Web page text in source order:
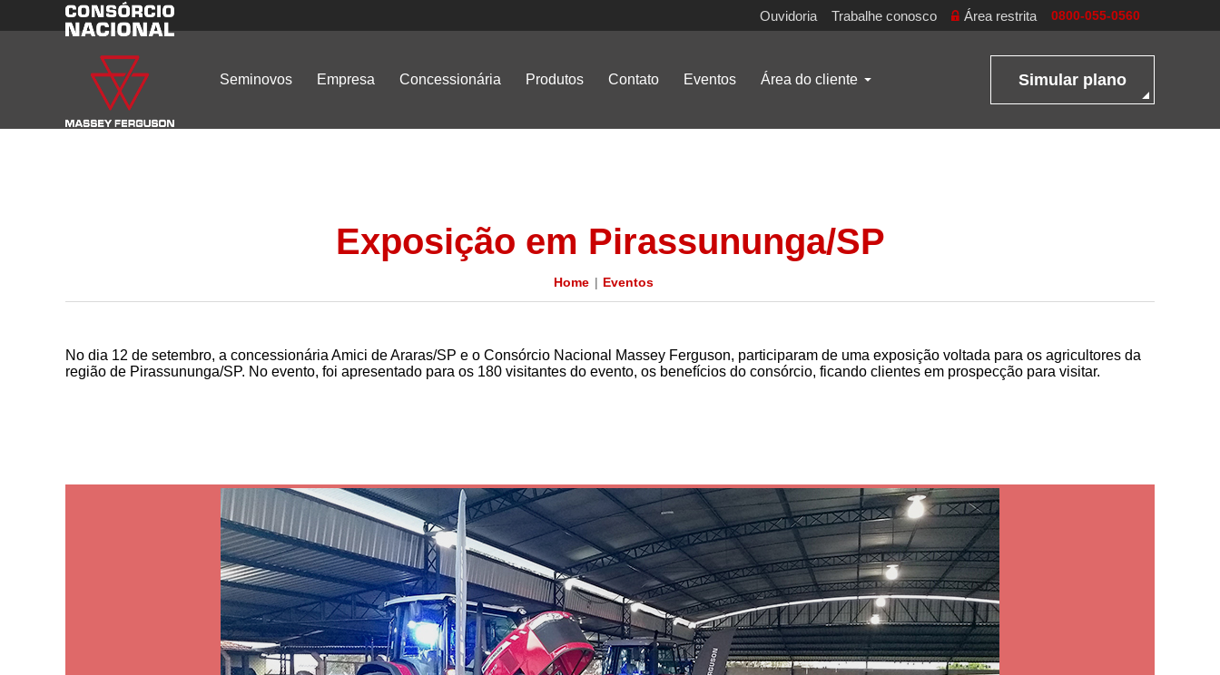
Ouvidoria Trabalhe conosco Área restrita 0800-055-0560
Seminovos Empresa Concessionária Produtos Contato Eventos Área do cliente Simular plano
Exposição em Pirassununga/SP
Home Eventos
No dia 12 de setembro, a concessionária Amici de Araras/SP e o Consórcio Nacional Massey Ferguson, participaram de uma exposição voltada para os agricultores da
região de Pirassununga/SP. No evento, foi apresentado para os 180 visitantes do evento, os benefícios do consórcio, ficando clientes em prospecção para visitar.